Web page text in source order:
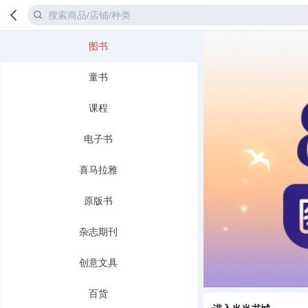
图书
童书
课程
电子书
喜马拉雅
原版书
杂志期刊
创意文具
百货